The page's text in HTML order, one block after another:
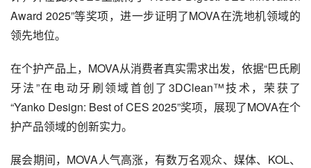
Award 2025”等奖项，进一步证明了MOVA在洗地机领域的
领先地位。
在个护产品上，MOVA从消费者真实需求出发，依据“巴氏刷
牙法”在电动牙刷领域首创了3DClean™技术，荣获了
“Yanko Design: Best of CES 2025”奖项，展现了MOVA在个
护产品领域的创新实力。
展会期间，MOVA人气高涨，有数万名观众、媒体、KOL、